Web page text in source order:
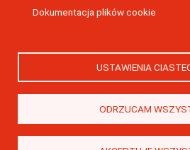
Dokumentacja plików cookie
USTAWIENIA
ODRZUCAM
Strategicznego Inicjatywa
Uniwersytetu Jagiellońskiego